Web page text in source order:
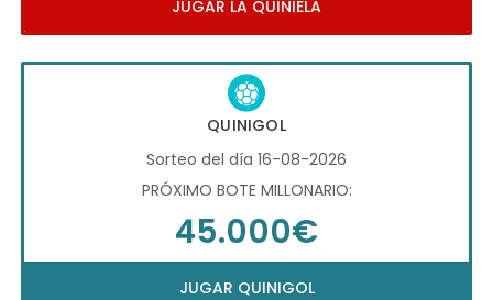
JUGAR LA QUINIELA
QUINIGOL
Sorteo del día 16-08-2026
PRÓXIMO BOTE MILLONARIO:
45.000€
JUGAR QUINIGOL